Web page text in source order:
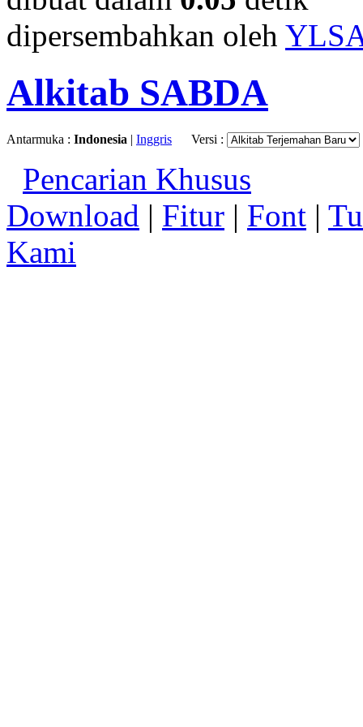
dipersembahkan oleh
Alkitab SABDA
Antarmuka : Indonesia | Inggris Versi :
Pencarian Khusus
Download | Fitur | Font |
Kami